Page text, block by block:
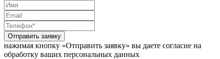
Отправить заявку
нажимая кнопку «Отправить заявку» вы даете согласие на
обработку ваших персональных данных